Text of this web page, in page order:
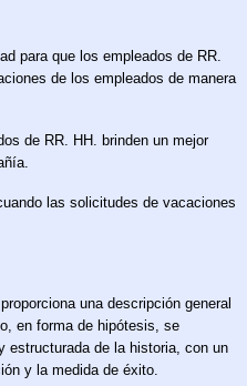
para que los empleados de RR.
de los empleados de manera
de RR. HH. brinden un mejor
las solicitudes de vacaciones
una descripción general
en forma de hipótesis, se
estructurada de la historia, con un
y la medida de éxito.